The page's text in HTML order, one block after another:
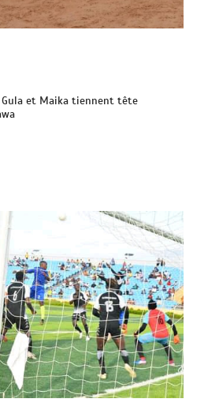
Gula et Maika tiennent tête